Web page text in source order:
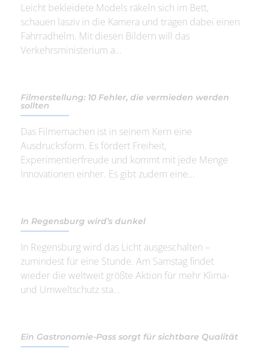
Leicht bekleidete Models räkeln sich im Bett,
schauen lasziv in die Kamera und tragen dabei einen
Fahrradhelm. Mit diesen Bildern will das
Verkehrsministerium a...
Filmerstellung: 10 Fehler, die vermieden werden
sollten
Das Filmemachen ist in seinem Kern eine
Ausdrucksform. Es fördert Freiheit,
Experimentierfreude und kommt mit jede Menge
Innovationen einher. Es gibt zudem eine...
In Regensburg wird’s dunkel
In Regensburg wird das Licht ausgeschalten –
zumindest für eine Stunde. Am Samstag findet
wieder die weltweit größte Aktion für mehr Klima-
und Umweltschutz sta...
Ein Gastronomie-Pass sorgt für sichtbare Qualität